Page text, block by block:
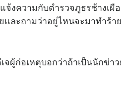
จ้งความกับตำรวจภูธรช้างเผื
ละถามว่าอยู่ไหนจะมาทำร้า
ผู้ก่อเหตุบอกว่าถ้าเป็นนักข่า